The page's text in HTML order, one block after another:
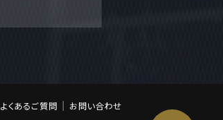
よくあるご質問 お問い合わせ